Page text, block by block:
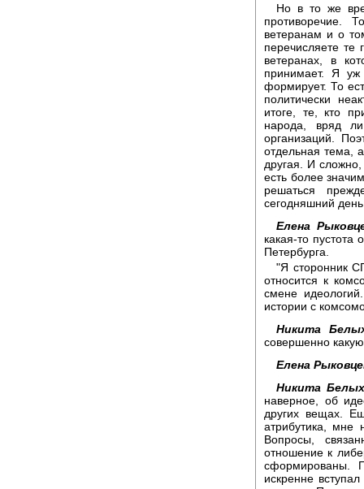
Но в то же
противоречие.
ветеранам и о
перечисляете те
ветеранах, в
принимает. Я
формирует. То
политически
итоге, те, кто
народа, вряд ли
организаций.
отдельная тема,
другая. И
есть более
решаться
сегодняшний день
Елена
какая-то
Петербурга.
"Я сторонник
относится к
смене
истории с
Никита
совершенно
Елена
Никита
наверное, об
других вещах.
атрибутика, мне
Вопросы,
отношение к
сформированы.
искренне